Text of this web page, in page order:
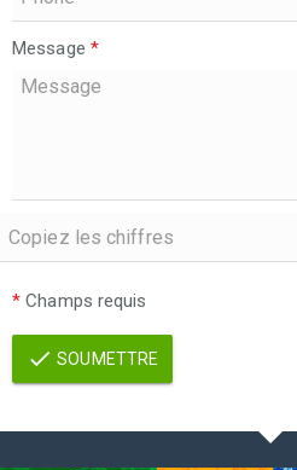
Message *
* Champs requis
SOUMETTRE